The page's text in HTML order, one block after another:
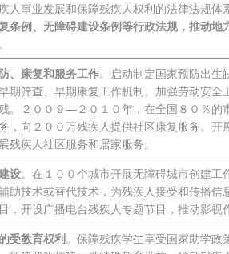
人事业发展和保障残疾人权利的法律法规体
条例、无障碍建设条例等行政法规，推动地
、康复和服务工作。启动制定国家预防出生
期筛查、早期康复工作机制。加强劳动安全
。２００９―２０１０年，在全国８０％的
，向２００万残疾人提供社区康复服务。开
残疾人社区服务和居家服务。
设。在１００个城市开展无障碍城市创建工
助技术或替代技术，为残疾人接受和传播
，开设广播电台残疾人专题节目，推动影视
受教育权利。保障残疾学生享受国家助学政